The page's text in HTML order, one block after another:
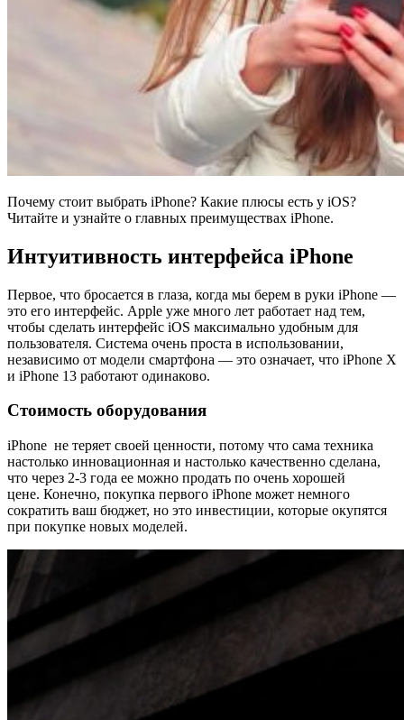
Почему стоит выбрать iPhone? Какие плюсы есть у iOS?
Читайте и узнайте о главных преимуществах iPhone.
Интуитивность интерфейса iPhone
Первое, что бросается в глаза, когда мы берем в руки iPhone —
это его интерфейс. Apple уже много лет работает над тем,
чтобы сделать интерфейс iOS максимально удобным для
пользователя. Система очень проста в использовании,
независимо от модели смартфона — это означает, что iPhone X
и iPhone 13 работают одинаково.
Стоимость оборудования
iPhone не теряет своей ценности, потому что сама техника
настолько инновационная и настолько качественно сделана,
что через 2-3 года ее можно продать по очень хорошей
цене. Конечно, покупка первого iPhone может немного
сократить ваш бюджет, но это инвестиции, которые окупятся
при покупке новых моделей.